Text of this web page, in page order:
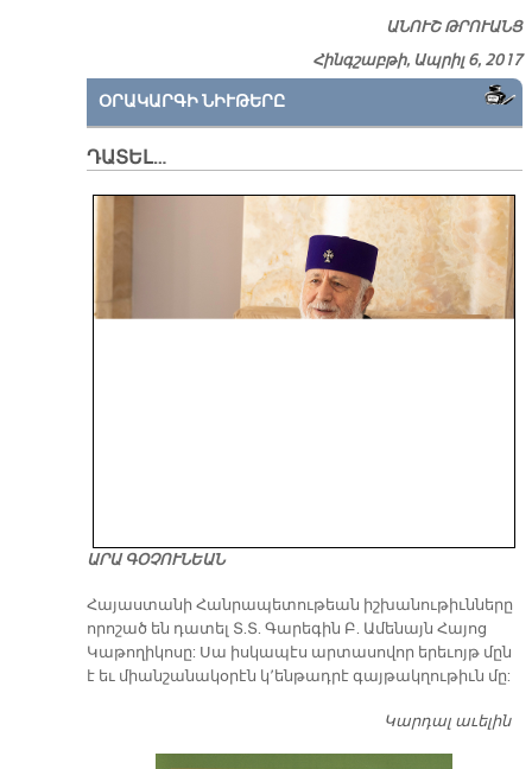
ԱՆՈՒՇ ԹՐՈՒԱՆՑ
Հինգշաբթի, Ապրիլ 6, 2017
ՕՐԱԿԱՐԳԻ ՆԻՒԹԵՐԸ
ԴԱՏԵԼ…
ԱՐԱ ԳՕՉՈՒՆԵԱՆ
​Հայաստանի Հանրապետութեան իշխանութիւնները
որոշած են դատել Տ.Տ. Գարեգին Բ. Ամենայն Հայոց
Կաթողիկոսը: Սա իսկապէս արտասովոր երեւոյթ մըն
է եւ միանշանակօրէն կ՚ենթադրէ գայթակղութիւն մը:
Կարդալ աւելին